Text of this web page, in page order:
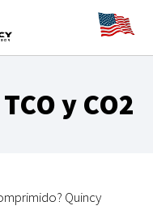
y CO2
Quincy